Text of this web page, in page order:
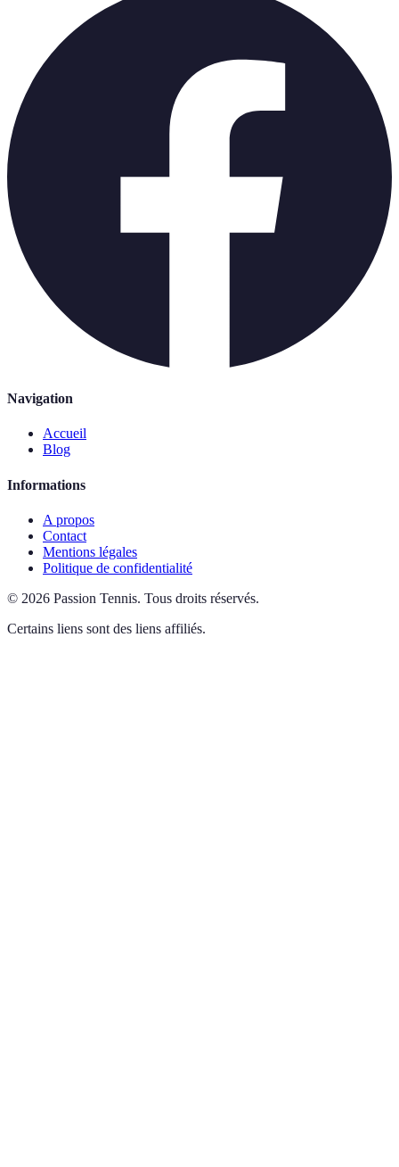
Navigation
Accueil
Blog
Informations
A propos
Contact
Mentions légales
Politique de confidentialité
© 2026 Passion Tennis. Tous droits réservés.
Certains liens sont des liens affiliés.